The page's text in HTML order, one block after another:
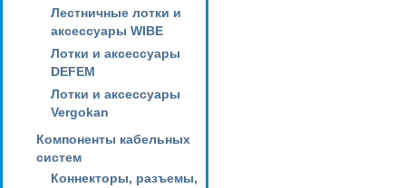
Лестничные лотки и
аксессуары WIBE
Лотки и аксессуары
DEFEM
Лотки и аксессуары
Vergokan
Компоненты кабельных
систем
Коннекторы, разъемы,